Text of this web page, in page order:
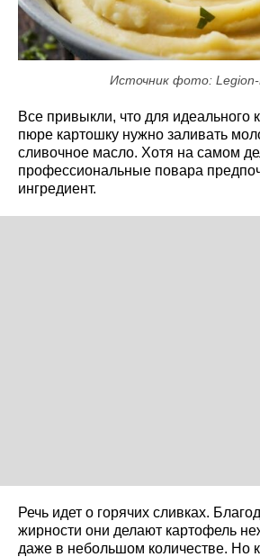
Источник фото: Legion-
Все привыкли, что для идеального
пюре картошку нужно заливать
сливочное масло. Хотя на самом
профессиональные повара
ингредиент.
Речь идет о горячих сливках.
жирности они делают картофель
даже в небольшом количестве. Но